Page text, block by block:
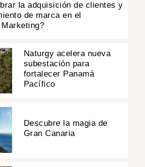
la adquisición de clientes y
de marca en el
Naturgy acelera nueva
subestación para
fortalecer Panamá
Pacífico
Descubre la magia de
Gran Canaria